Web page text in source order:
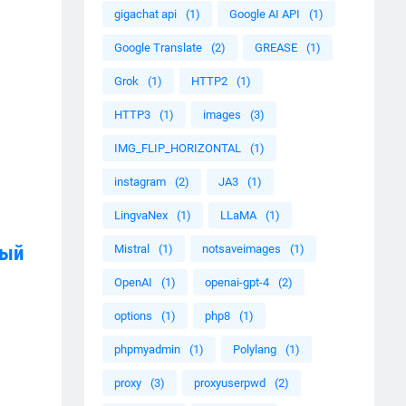
gigachat api (1) Google AI API (1)
Google Translate (2) GREASE (1)
Grok (1) HTTP2 (1)
HTTP3 (1) images (3)
IMG_FLIP_HORIZONTAL (1)
instagram (2) JA3 (1)
LingvaNex (1) LLaMA (1)
Mistral (1) notsaveimages (1)
OpenAI (1) openai-gpt-4 (2)
options (1) php8 (1)
phpmyadmin (1) Polylang (1)
proxy (3) proxyuserpwd (2)